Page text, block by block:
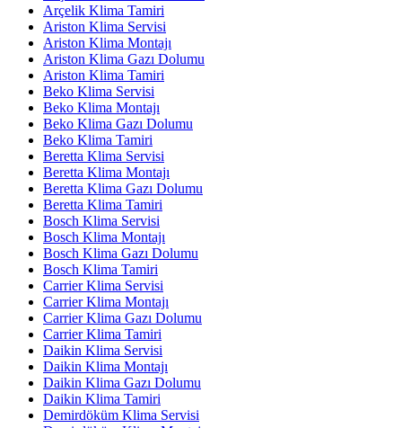
Arçelik Klima Tamiri
Ariston Klima Servisi
Ariston Klima Montajı
Ariston Klima Gazı Dolumu
Ariston Klima Tamiri
Beko Klima Servisi
Beko Klima Montajı
Beko Klima Gazı Dolumu
Beko Klima Tamiri
Beretta Klima Servisi
Beretta Klima Montajı
Beretta Klima Gazı Dolumu
Beretta Klima Tamiri
Bosch Klima Servisi
Bosch Klima Montajı
Bosch Klima Gazı Dolumu
Bosch Klima Tamiri
Carrier Klima Servisi
Carrier Klima Montajı
Carrier Klima Gazı Dolumu
Carrier Klima Tamiri
Daikin Klima Servisi
Daikin Klima Montajı
Daikin Klima Gazı Dolumu
Daikin Klima Tamiri
Demirdöküm Klima Servisi